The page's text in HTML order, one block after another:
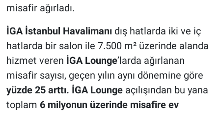
misafir ağırladı.
İGA İstanbul Havalimanıdış hatlarda iki ve iç
hatlarda bir salon ile 7.500 m² üzerinde alanda
hizmet veren İGA Lounge’larda ağırlanan
misafir sayısı, geçen yılın aynı dönemine göre
yüzde 25 arttı. İGA Loungeaçılışından bu yana
toplam 6 milyonun üzerinde misafire ev